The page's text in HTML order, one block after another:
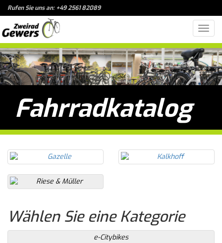
Rufen Sie uns an: +49 2561 82089
Fahrradkatalog
Wählen Sie eine Kategorie
e-Citybikes